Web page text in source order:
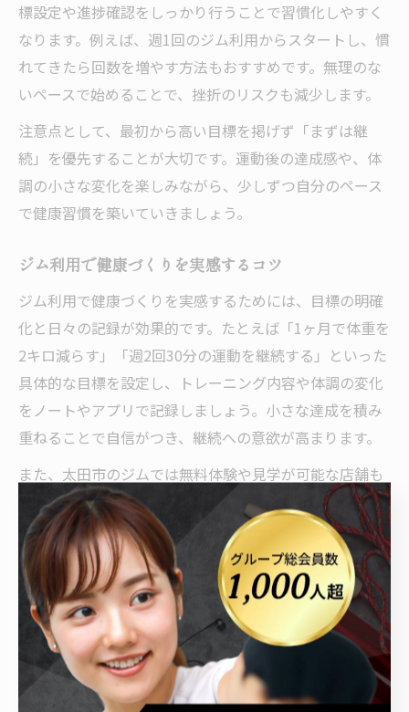
標設定や進捗確認をしっかり行うことで習慣化しやすく
なります。例えば、週1回のジム利用からスタートし、慣
れてきたら回数を増やす方法もおすすめです。無理のな
いペースで始めることで、挫折のリスクも減少します。
注意点として、最初から高い目標を掲げず「まずは継
続」を優先することが大切です。運動後の達成感や、体
調の小さな変化を楽しみながら、少しずつ自分のペース
で健康習慣を築いていきましょう。
ジム利用で健康づくりを実感するコツ
ジム利用で健康づくりを実感するためには、目標の明確
化と日々の記録が効果的です。たとえば「1ヶ月で体重を
2キロ減らす」「週2回30分の運動を継続する」といった
具体的な目標を設定し、トレーニング内容や体調の変化
をノートやアプリで記録しましょう。小さな達成を積み
重ねることで自信がつき、継続への意欲が高まります。
また、太田市のジムでは無料体験や見学が可能な店舗も
多く、初めての方でも安心してスタートできます。専門
トレーナーによる個別指導やグループプログラムを活用
することで、自分に合った運動方法が見つかりやすくな
ります。
注意点として、モチベーションが下がる時期には無理を
せず、気軽にスタッフに相談することも大切です。自分
の体調や目標に合わせて柔軟にプランを調整し、楽しく
健康づくりを続けていきましょう。